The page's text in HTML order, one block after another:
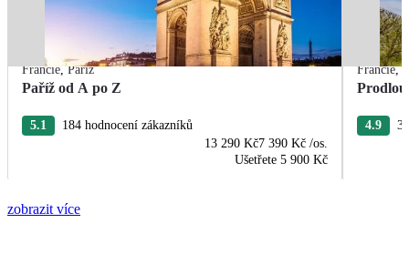
Francie,Paříž
Paříž od A po Z
5.1
184 hodnocení zákazníků
13 290 Kč7 390 Kč /os.
Ušetřete 5 900 Kč
Francie,
4.9
zobrazit více